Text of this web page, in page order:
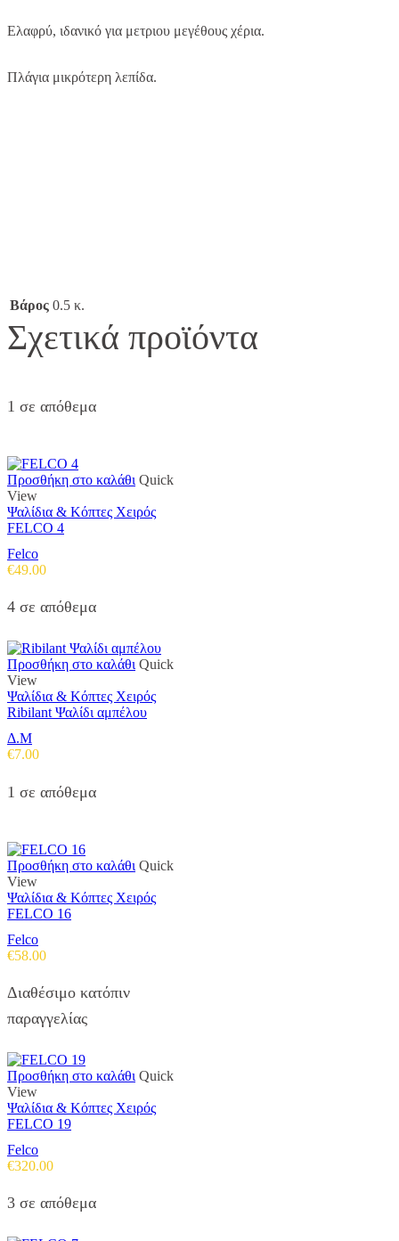
Ελαφρύ, ιδανικό για μετριου μεγέθους χέρια.
Πλάγια μικρότερη λεπίδα.
Βάρος 0.5 κ.
Σχετικά προϊόντα
1 σε απόθεμα
Προσθήκη στο καλάθι Quick
View
Ψαλίδια & Κόπτες Χειρός
FELCO 4
Felco
€49.00
4 σε απόθεμα
Προσθήκη στο καλάθι Quick
View
Ψαλίδια & Κόπτες Χειρός
Ribilant Ψαλίδι αμπέλου
Δ.Μ
€7.00
1 σε απόθεμα
Προσθήκη στο καλάθι Quick
View
Ψαλίδια & Κόπτες Χειρός
FELCO 16
Felco
€58.00
Διαθέσιμο κατόπιν
παραγγελίας
Προσθήκη στο καλάθι Quick
View
Ψαλίδια & Κόπτες Χειρός
FELCO 19
Felco
€320.00
3 σε απόθεμα